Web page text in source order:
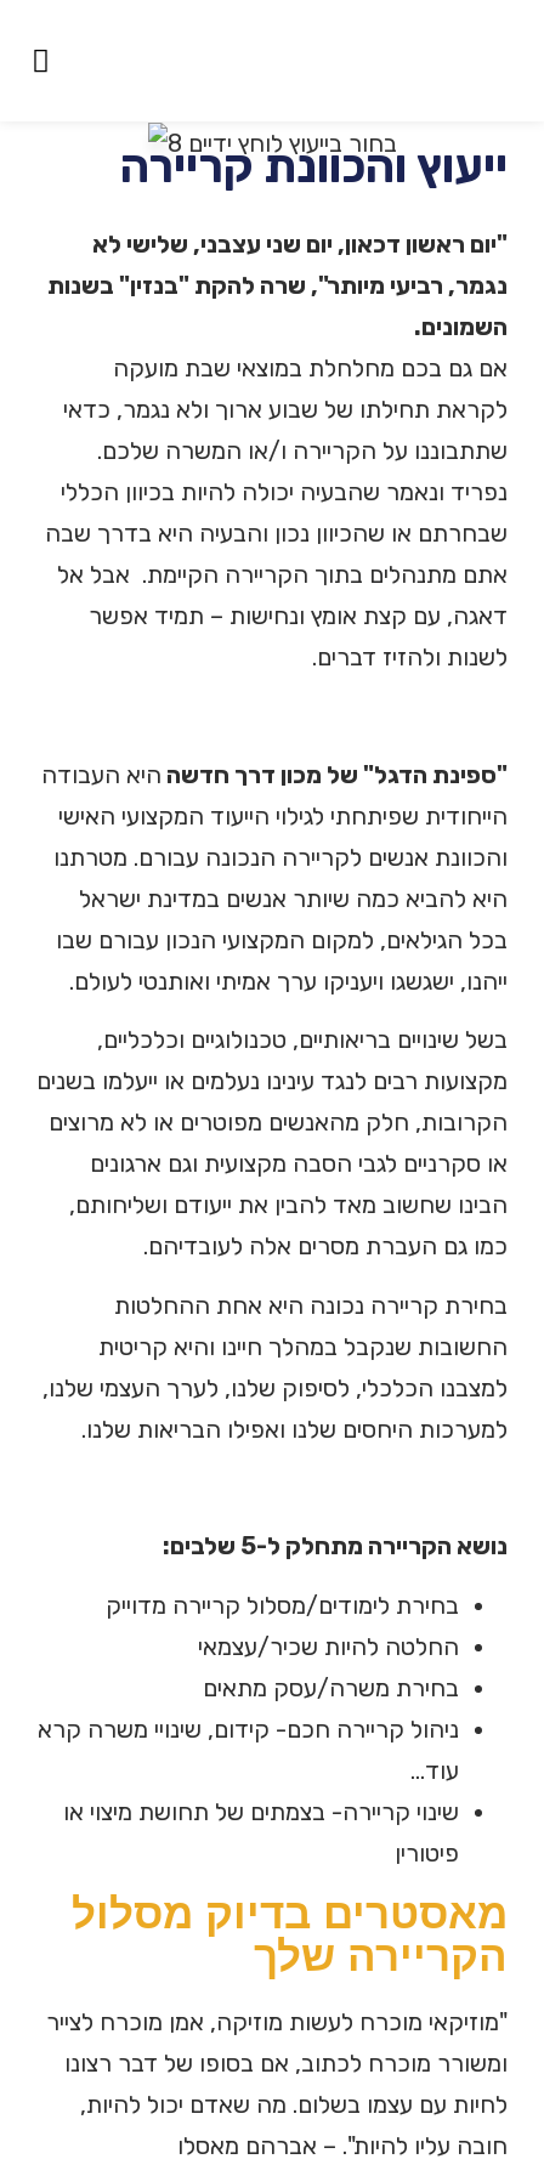
ייעוץ והכוונת קריירה
"יום ראשון דכאון, יום שני עצבני, שלישי לא
נגמר, רביעי מיותר", שרה להקת "בנזין" בשנות
השמונים.
אם גם בכם מחלחלת במוצאי שבת מועקה
לקראת תחילתו של שבוע ארוך ולא נגמר, כדאי
שתתבוננו על הקריירה ו/או המשרה שלכם.
נפריד ונאמר שהבעיה יכולה להיות בכיוון הכללי
שבחרתם או שהכיוון נכון והבעיה היא בדרך שבה
אתם מתנהלים בתוך הקריירה הקיימת. אבל אל
דאגה, עם קצת אומץ ונחישות – תמיד אפשר
לשנות ולהזיז דברים.
"ספינת הדגל" של מכון דרך חדשה היא העבודה
הייחודית שפיתחתי לגילוי הייעוד המקצועי האישי
והכוונת אנשים לקריירה הנכונה עבורם. מטרתנו
היא להביא כמה שיותר אנשים במדינת ישראל
בכל הגילאים, למקום המקצועי הנכון עבורם שבו
ייהנו, ישגשגו ויעניקו ערך אמיתי ואותנטי לעולם.
בשל שינויים בריאותיים, טכנולוגיים וכלכליים,
מקצועות רבים לנגד עינינו נעלמים או ייעלמו בשנים
הקרובות, חלק מהאנשים מפוטרים או לא מרוצים
או סקרניים לגבי הסבה מקצועית וגם ארגונים
הבינו שחשוב מאד להבין את ייעודם ושליחותם,
כמו גם העברת מסרים אלה לעובדיהם.
בחירת קריירה נכונה היא אחת ההחלטות
החשובות שנקבל במהלך חיינו והיא קריטית
למצבנו הכלכלי, לסיפוק שלנו, לערך העצמי שלנו,
למערכות היחסים שלנו ואפילו הבריאות שלנו.
נושא הקריירה מתחלק ל-5 שלבים:
בחירת לימודים/מסלול קריירה מדוייק
החלטה להיות שכיר/עצמאי
בחירת משרה/עסק מתאים
ניהול קריירה חכם- קידום, שינויי משרה קרא
עוד…
שינוי קריירה- בצמתים של תחושת מיצוי או
פיטורין
מאסטרים בדיוק מסלול
הקריירה שלך
"מוזיקאי מוכרח לעשות מוזיקה, אמן מוכרח לצייר
ומשורר מוכרח לכתוב, אם בסופו של דבר רצונו
לחיות עם עצמו בשלום. מה שאדם יכול להיות,
חובה עליו להיות". – אברהם מאסלו